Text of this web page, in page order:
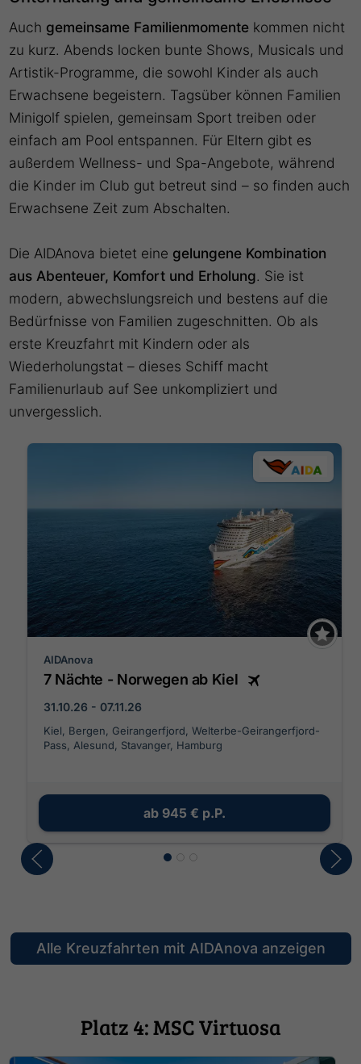
Auch gemeinsame Familienmomente kommen nicht
zu kurz. Abends locken bunte Shows, Musicals und
Artistik-Programme, die sowohl Kinder als auch
Erwachsene begeistern. Tagsüber können Familien
Minigolf spielen, gemeinsam Sport treiben oder
einfach am Pool entspannen. Für Eltern gibt es
außerdem Wellness- und Spa-Angebote, während
die Kinder im Club gut betreut sind – so finden auch
Erwachsene Zeit zum Abschalten.
Die AIDAnova bietet eine gelungene Kombination
aus Abenteuer, Komfort und Erholung. Sie ist
modern, abwechslungsreich und bestens auf die
Bedürfnisse von Familien zugeschnitten. Ob als
erste Kreuzfahrt mit Kindern oder als
Wiederholungstat – dieses Schiff macht
Familienurlaub auf See unkompliziert und
unvergesslich.
AIDAnova
7 Nächte - Norwegen ab Kiel
31.10.26 - 07.11.26
Kiel, Bergen, Geirangerfjord, Welterbe-Geirangerfjord-
Pass, Alesund, Stavanger, Hamburg
ab 945 € p.P.
Alle Kreuzfahrten mit AIDAnova anzeigen
Platz 4: MSC Virtuosa